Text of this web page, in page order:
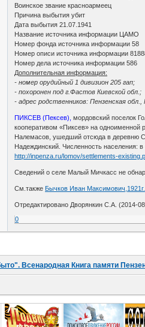
Воинское звание красноармеец
Причина выбытия убит
Дата выбытия 21.07.1941
Название источника информации ЦАМО
Номер фонда источника информации 58
Номер описи источника информации
Номер дела источника информации 586
Дополнительная информация:
- номер орудийный 1 дивизион 205 гап;
- похоронен под г.Фастов Киевской обл.;
- адрес родственников: Пензенская
ПИКСЕВ (Пексев), мордовский поселок
кооперативом «Пиксев» на одноименной
Налемасов, ушедший отсюда в деревню
Надеждинский. Численность населения:
http://inpenza.ru/lomov/settlements-
Сведений о селе Малый Мичкасс не
См.также Бычков Иван
Отредактировано Дворянкин С.А. (2014-
0
Всенародная Книга памяти